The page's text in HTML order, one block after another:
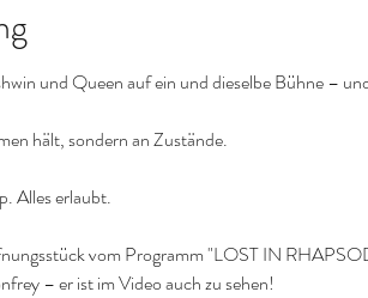
und Queen auf ein und dieselbe Bühne –
hält, sondern an Zustände.
Alles erlaubt.
vom Programm "LOST IN
– er ist im Video auch zu sehen!